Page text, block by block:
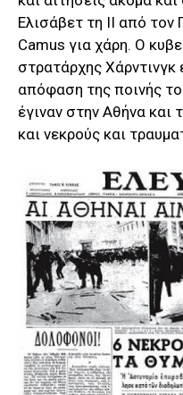
Ελισάβετ τη ΙΙ από
Camus για χάρη. Ο
στρατάρχης Χάρντινγκ
απόφαση της ποινής
έγιναν στην Αθήνα και
και νεκρούς και